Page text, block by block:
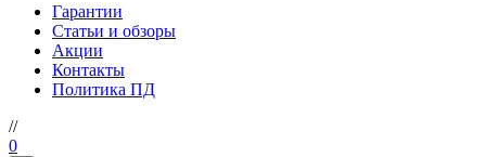
Гарантии
Статьи и обзоры
Акции
Контакты
Политика ПД
//
0